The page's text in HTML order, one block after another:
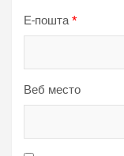
Е-пошта*
Веб место